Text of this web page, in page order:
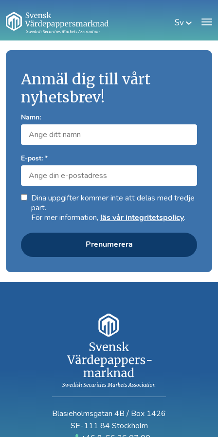
Sv
Anmäl dig till vårt
nyhetsbrev!
Namn:
E-post: *
Dina uppgifter kommer inte att delas med tredje
part.
För mer information, läs vår integritetspolicy.
Prenumerera
Blasieholmsgatan 4B / Box 1426
SE-111 84 Stockholm